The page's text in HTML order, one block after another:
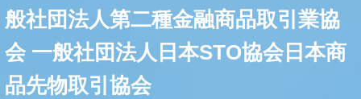
般社団法人第二種金融商品取引業協
会 一般社団法人日本STO協会日本商
品先物取引協会